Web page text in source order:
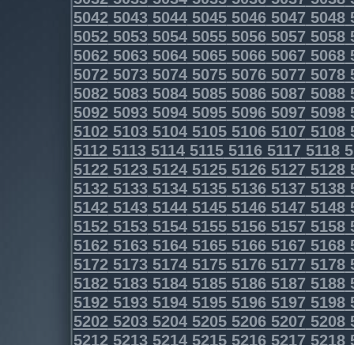
5042504350445045504650475048
5052505350545055505650575058
5062506350645065506650675068
5072507350745075507650775078
5082508350845085508650875088
5092509350945095509650975098
5102510351045105510651075108
5112511351145115511651175118
5122512351245125512651275128
5132513351345135513651375138
5142514351445145514651475148
5152515351545155515651575158
5162516351645165516651675168
5172517351745175517651775178
5182518351845185518651875188
5192519351945195519651975198
5202520352045205520652075208
5212521352145215521652175218